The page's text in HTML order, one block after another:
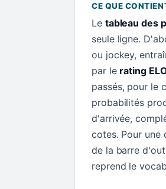
CE QUE
Le tableau des
seule ligne.
ou jockey,
par le rating
passés, pour le
probabilités
d'arrivée,
cotes. Pour une
de la barre
reprend le